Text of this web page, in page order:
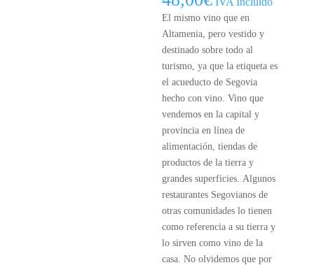
El mismo vino que en
Altamenia, pero vestido y
destinado sobre todo al
turismo, ya que la etiqueta es
el acueducto de Segovia
hecho con vino. Vino que
vendemos en la capital y
provincia en línea de
alimentación, tiendas de
productos de la tierra y
grandes superficies. Algunos
restaurantes Segovianos de
otras comunidades lo tienen
como referencia a su tierra y
lo sirven como vino de la
casa. No olvidemos que por